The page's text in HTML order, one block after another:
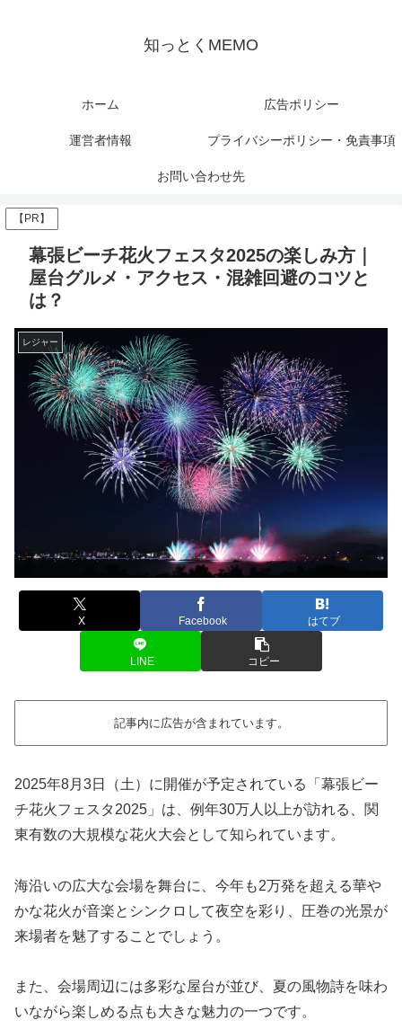
知っとくMEMO
ホーム 広告ポリシー
運営者情報 プライバシーポリシー・免責事項
お問い合わせ先
【PR】
幕張ビーチ花火フェスタ2025の楽しみ方｜
屋台グルメ・アクセス・混雑回避のコツと
は？
レジャー
X Facebook はてブ
LINE コピー
記事内に広告が含まれています。
2025年8月3日（土）に開催が予定されている「幕張ビー
チ花火フェスタ2025」は、例年30万人以上が訪れる、関
東有数の大規模な花火大会として知られています。
海沿いの広大な会場を舞台に、今年も2万発を超える華や
かな花火が音楽とシンクロして夜空を彩り、圧巻の光景が
来場者を魅了することでしょう。
また、会場周辺には多彩な屋台が並び、夏の風物詩を味わ
いながら楽しめる点も大きな魅力の一つです。